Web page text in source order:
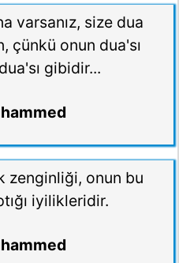
varsanız, size dua
çünkü onun dua'sı
gibidir...
zenginliği, onun bu
iyilikleridir.